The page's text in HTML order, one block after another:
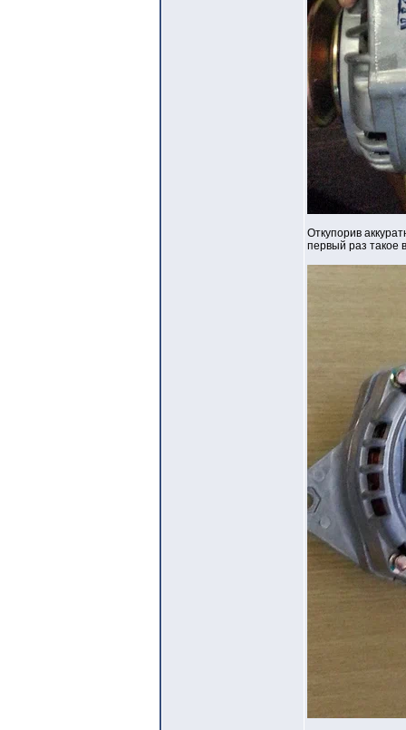
Откупорив
первый раз такое